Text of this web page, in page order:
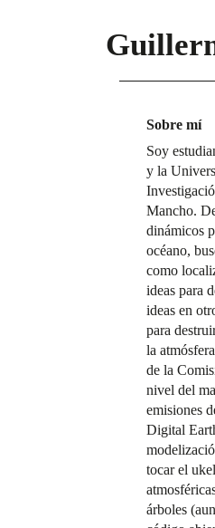
Sobre mí
Soy
y la
Mancho.
dinámicos
océano,
como
ideas para
ideas en
para
la
de la
nivel del
emisiones
Digital
tocar el
árboles